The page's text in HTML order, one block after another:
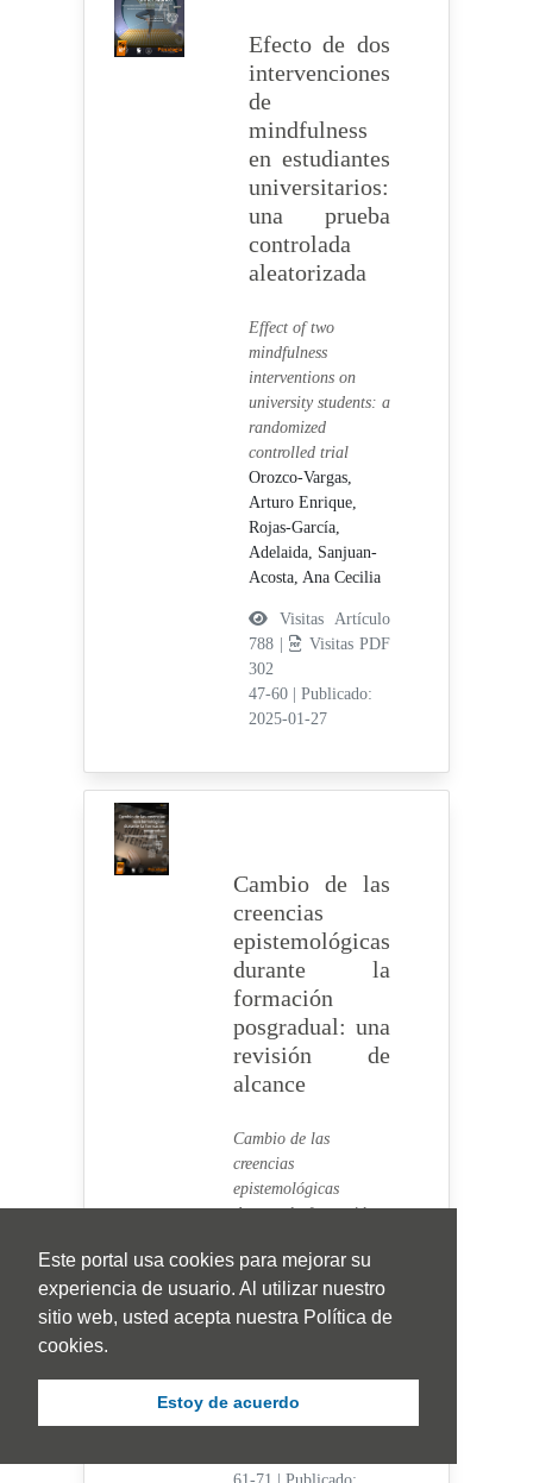
Este portal usa cookies para mejorar su
experiencia de usuario. Al utilizar nuestro
sitio web, usted acepta nuestra Política de
cookies.
Estoy de acuerdo
Efecto de dos
intervenciones
de
mindfulness
en estudiantes
universitarios:
una prueba
controlada
aleatorizada
Effect of two
mindfulness
interventions on
university students: a
randomized
controlled trial
Orozco-Vargas,
Arturo Enrique,
Rojas-García,
Adelaida, Sanjuan-
Acosta, Ana Cecilia
Visitas Artículo
788 |
Visitas PDF
302
47-60
Publicado:
2025-01-27
Cambio de las
creencias
epistemológicas
durante la
formación
posgradual: una
revisión de
alcance
Cambio de las
creencias
epistemológicas
durante la formación
revisión de alcance
Amaya Nassar,
Santiago, Medina-
Visitas Artículo 314